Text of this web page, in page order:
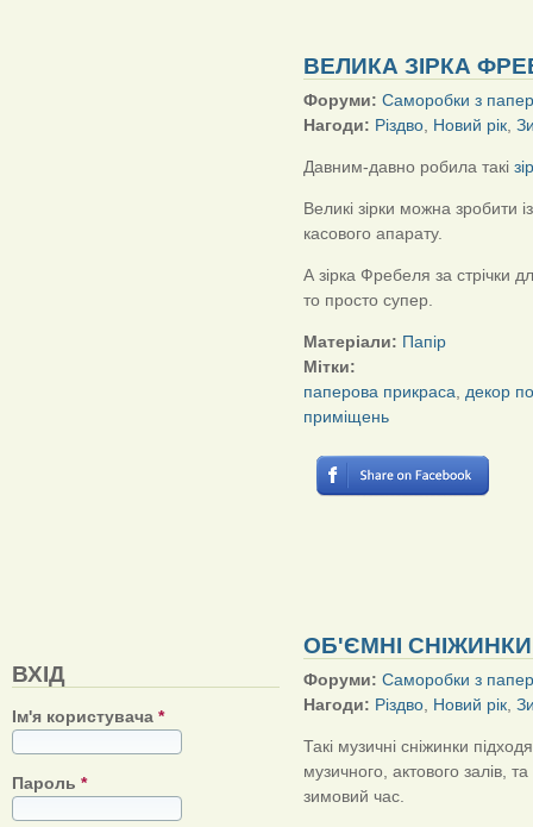
ВХІД
Ім'я користувача *
Пароль *
ВЕЛИКА ЗІРКА
Форуми: Саморобки з
Нагоди: Різдво Новий рік
Давним-давно робила такі
Великі зірки можна зробити
касового апарату.
А зірка Фребеля за стрічки
то просто супер.
Матеріали: Папір
Мітки:
паперова прикраса
декор
приміщень
ОБ'ЄМНІ
Форуми: Саморобки з
Нагоди: Різдво Новий рік
Такі музичні сніжинки
музичного, актового залів,
зимовий час.